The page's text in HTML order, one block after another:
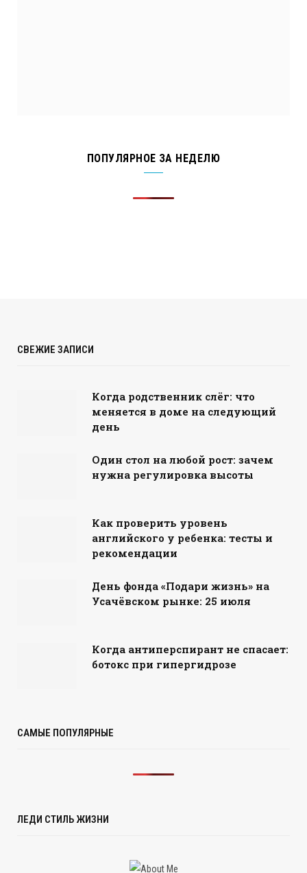
ПОПУЛЯРНОЕ ЗА НЕДЕЛЮ
СВЕЖИЕ ЗАПИСИ
Когда родственник слёг: что
меняется в доме на следующий
день
Один стол на любой рост: зачем
нужна регулировка высоты
Как проверить уровень
английского у ребенка: тесты и
рекомендации
День фонда «Подари жизнь» на
Усачёвском рынке: 25 июля
Когда антиперспирант не спасает:
ботокс при гипергидрозе
САМЫЕ ПОПУЛЯРНЫЕ
ЛЕДИ СТИЛЬ ЖИЗНИ